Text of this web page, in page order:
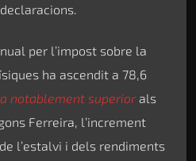
per l’impost sobre la
ha ascendit a 78,6
notablement superiorals
Ferreira, l’increment
l’estalvi i dels rendiments